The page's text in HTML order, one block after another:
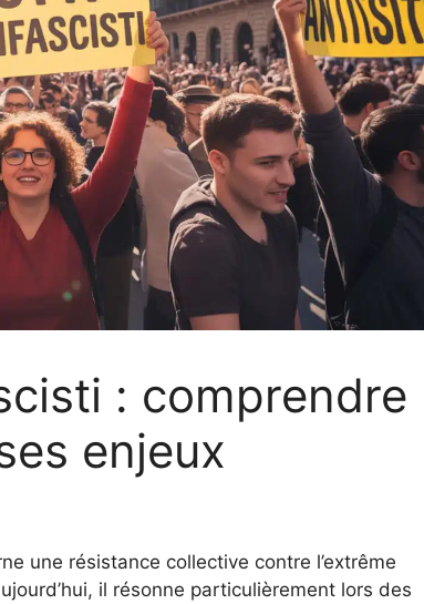
: comprendre
enjeux
une résistance collective contre l’extrême
il résonne particulièrement lors des